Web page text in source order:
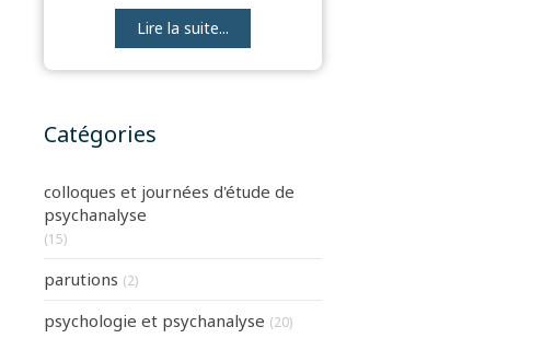
Lire la suite...
Catégories
colloques et journées d'étude de
psychanalyse
(15)
parutions (2)
psychologie et psychanalyse (20)